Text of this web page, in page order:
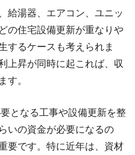
給湯器、エアコン、ユニッ
の住宅設備更新が重なりや
するケースも考えられま
上昇が同時に起これば、収
す。
となる工事や設備更新を整
いの資金が必要になるの
要です。特に近年は、資材